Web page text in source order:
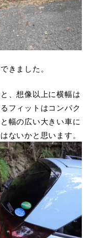
きました。
、想像以上に横幅は
フィットはコンパク
幅の広い大きい車に
ないかと思います。